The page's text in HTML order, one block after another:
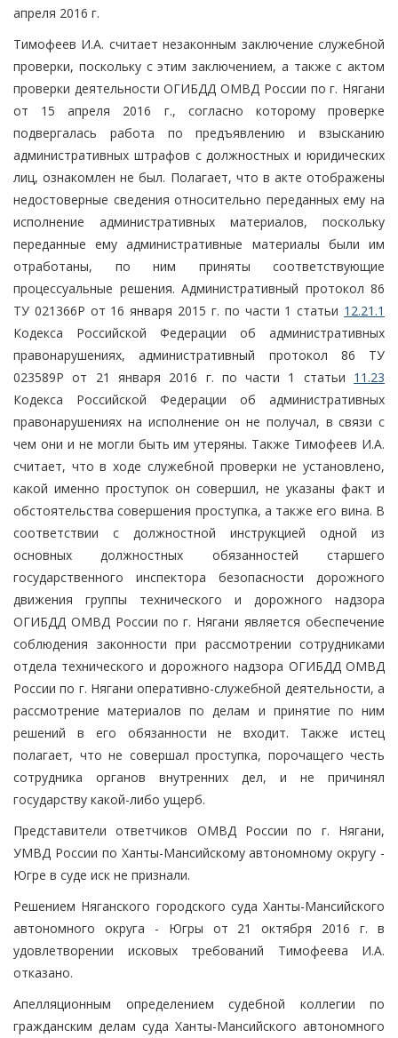
апреля 2016 г.
Тимофеев И.А. считает незаконным заключение служебной
проверки, поскольку с этим заключением, а также с актом
проверки деятельности ОГИБДД ОМВД России по г. Нягани
от 15 апреля 2016 г., согласно которому проверке
подвергалась работа по предъявлению и взысканию
административных штрафов с должностных и юридических
лиц, ознакомлен не был. Полагает, что в акте отображены
недостоверные сведения относительно переданных ему на
исполнение административных материалов, поскольку
переданные ему административные материалы были им
отработаны, по ним приняты соответствующие
процессуальные решения. Административный протокол 86
ТУ 021366Р от 16 января 2015 г. по части 1 статьи 12.21.1
Кодекса Российской Федерации об административных
правонарушениях, административный протокол 86 ТУ
023589Р от 21 января 2016 г. по части 1 статьи 11.23
Кодекса Российской Федерации об административных
правонарушениях на исполнение он не получал, в связи с
чем они и не могли быть им утеряны. Также Тимофеев И.А.
считает, что в ходе служебной проверки не установлено,
какой именно проступок он совершил, не указаны факт и
обстоятельства совершения проступка, а также его вина. В
соответствии с должностной инструкцией одной из
основных должностных обязанностей старшего
государственного инспектора безопасности дорожного
движения группы технического и дорожного надзора
ОГИБДД ОМВД России по г. Нягани является обеспечение
соблюдения законности при рассмотрении сотрудниками
отдела технического и дорожного надзора ОГИБДД ОМВД
России по г. Нягани оперативно-служебной деятельности, а
рассмотрение материалов по делам и принятие по ним
решений в его обязанности не входит. Также истец
полагает, что не совершал проступка, порочащего честь
сотрудника органов внутренних дел, и не причинял
государству какой-либо ущерб.
Представители ответчиков ОМВД России по г. Нягани,
УМВД России по Ханты-Мансийскому автономному округу -
Югре в суде иск не признали.
Решением Няганского городского суда Ханты-Мансийского
автономного округа - Югры от 21 октября 2016 г. в
удовлетворении исковых требований Тимофеева И.А.
отказано.
Апелляционным определением судебной коллегии по
гражданским делам суда Ханты-Мансийского автономного